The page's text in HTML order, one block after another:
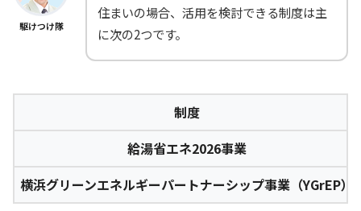
駆けつけ隊
住まいの場合、活用を検討できる制度は主
に次の2つです。
制度
給湯省エネ2026事業
横浜グリーンエネルギーパートナーシップ事業（YGrEP）